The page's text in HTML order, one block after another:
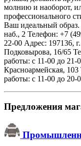
молнию и наоборот,
профессионального
Ваш идеальный
наб., 2 Телефон: +7
22-00 Адрес: 197136,
Подковырова, 16/65
работы: с 11-00 до 21-
Красноармейская,
работы: с 11-00 до 20-
Предложения